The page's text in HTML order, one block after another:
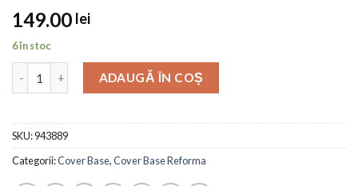
149.00 lei
6 în stoc
ADAUGĂ ÎN COȘ
SKU:943889
Categorii:Cover Base,Cover Base Reforma